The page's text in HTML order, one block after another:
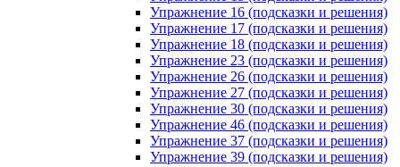
Упражнение 16 (подсказки и решения)
Упражнение 17 (подсказки и решения)
Упражнение 18 (подсказки и решения)
Упражнение 23 (подсказки и решения)
Упражнение 26 (подсказки и решения)
Упражнение 27 (подсказки и решения)
Упражнение 30 (подсказки и решения)
Упражнение 46 (подсказки и решения)
Упражнение 37 (подсказки и решения)
Упражнение 39 (подсказки и решения)